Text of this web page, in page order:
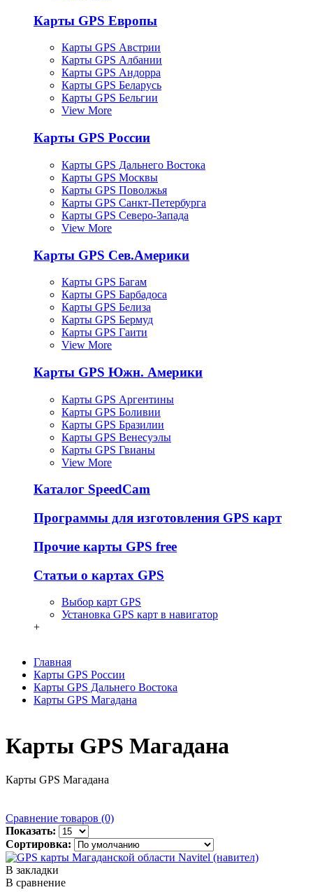
Карты GPS Европы
Карты GPS Австрии
Карты GPS Албании
Карты GPS Андорра
Карты GPS Беларусь
Карты GPS Бельгии
View More
Карты GPS России
Карты GPS Дальнего Востока
Карты GPS Москвы
Карты GPS Поволжья
Карты GPS Санкт-Петербурга
Карты GPS Северо-Запада
View More
Карты GPS Сев.Америки
Карты GPS Багам
Карты GPS Барбадоса
Карты GPS Белиза
Карты GPS Бермуд
Карты GPS Гаити
View More
Карты GPS Южн. Америки
Карты GPS Аргентины
Карты GPS Боливии
Карты GPS Бразилии
Карты GPS Венесуэлы
Карты GPS Гвианы
View More
Каталог SpeedCam
Программы для изготовления GPS карт
Прочие карты GPS free
Статьи о картах GPS
Выбор карт GPS
Установка GPS карт в навигатор
+
Главная
Карты GPS России
Карты GPS Дальнего Востока
Карты GPS Магадана
Карты GPS Магадана
Карты GPS Магадана
Сравнение товаров (0)
Показать:
Сортировка:
В закладки
В сравнение